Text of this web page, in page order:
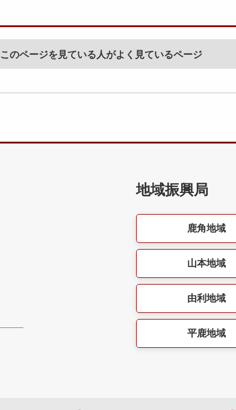
このページを見ている人がよく見ているページ
地域振興局
鹿角地域
山本地域
由利地域
平鹿地域